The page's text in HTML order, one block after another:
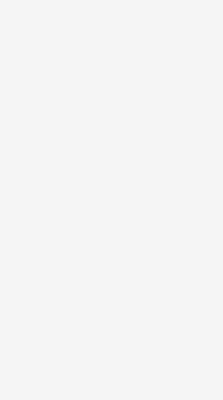
einen Sommer lang mit
der Oder und Neiße und
die mit viel Herz und
beider Länder
unsichtbare Engagement
tief beeindruckt. In den
wird deutlich, wie
Sprachen und Kulturen
entstehen kann
Zuschreibungen. Das
Miteinander
und mehr zu Freunden
sowie mentale
Für das RAA Projekt
Buch ein lebendiger
es sich lohnt in das
Miteinander zu investieren.
ist der Meinung, die Region
als Mitte